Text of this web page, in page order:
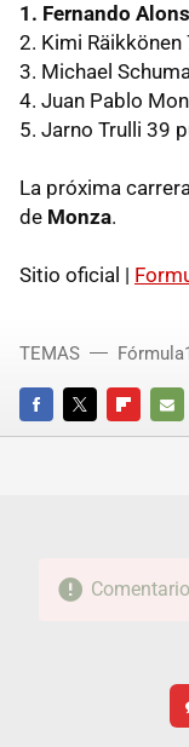
1. Fernando
2. Kimi
3. Michael
4. Juan Pablo
5. Jarno Trulli 39
La próxima
de Monza.
Sitio oficial |
FACEBOOKTWITTERFLIPBOARD
E-
TEMAS